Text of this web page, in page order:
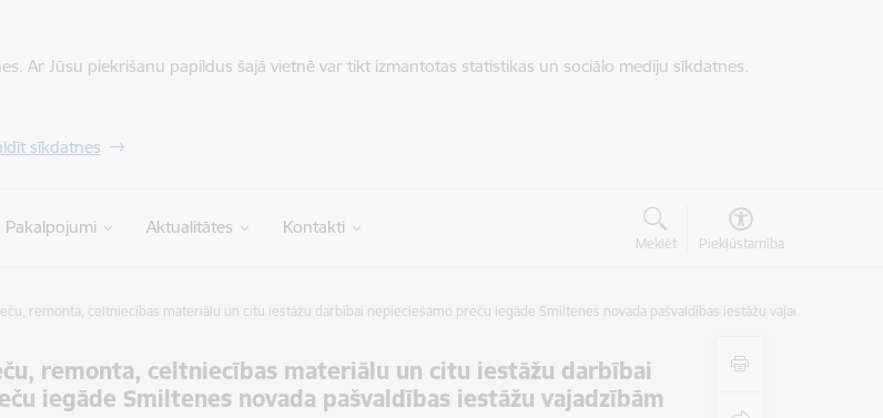
Ar Jūsu piekrišanu papildus šajā vietnē var tikt izmantotas statistikas un sociālo mediju sīkdatnes.
sīkdatnes
Pakalpojumi Aktualitātes Kontakti
Meklēt Piekļūstamība
remonta, celtniecības materiālu un citu iestāžu darbībai nepieciešamo preču iegāde Smiltenes novada pašvaldības iestāžu vajadzībām
remonta, celtniecības materiālu un citu iestāžu darbībai
iegāde Smiltenes novada pašvaldības iestāžu vajadzībām